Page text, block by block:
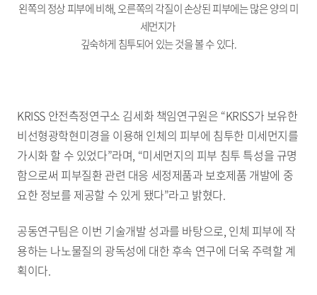
왼쪽의 정상 피부에 비해, 오른쪽의 각질이 손상된 피부에는 많은 양의 미
세먼지가
깊숙하게 침투되어 있는 것을 볼 수 있다.
KRISS 안전측정연구소 김세화 책임연구원은 “KRISS가 보유한
비선형광학현미경을 이용해 인체의 피부에 침투한 미세먼지를
가시화 할 수 있었다”라며, “미세먼지의 피부 침투 특성을 규명
함으로써 피부질환 관련 대응 세정제품과 보호제품 개발에 중
요한 정보를 제공할 수 있게 됐다”라고 밝혔다.
공동연구팀은 이번 기술개발 성과를 바탕으로, 인체 피부에 작
용하는 나노물질의 광독성에 대한 후속 연구에 더욱 주력할 계
획이다.